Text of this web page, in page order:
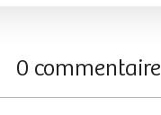
0 commentaire